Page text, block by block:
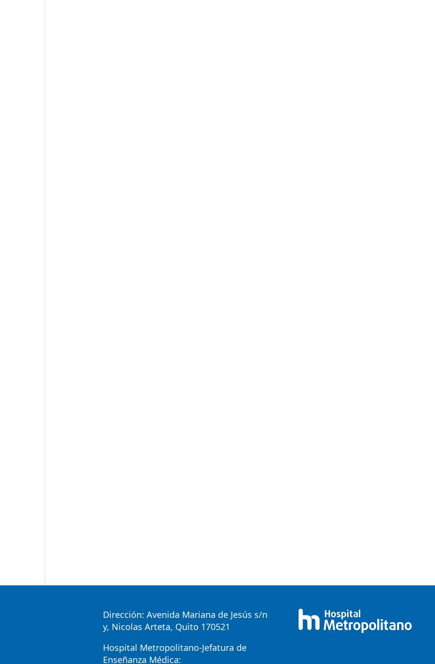
Dirección: Avenida Mariana de Jesús s/n
y, Nicolas Arteta, Quito 170521
Hospital Metropolitano-Jefatura de
Enseñanza Médica: